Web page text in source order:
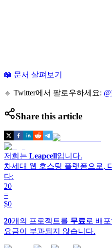
📖 문서 살펴보기
🔹 Twitter에서 팔로우하세요:
Share this article
저희는 Leapcell입니다.
차세대 웹 호스팅 플랫폼으로,
다:
20
=
$0
20개의 프로젝트를 무료로 배
요금이 부과되지 않습니다.